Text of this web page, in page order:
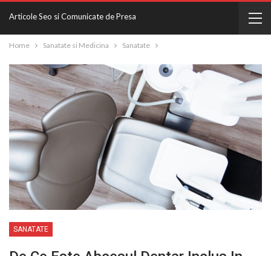
Articole Seo si Comunicate de Presa
Home Sanatate si Medicina Sanatate
SANATATE